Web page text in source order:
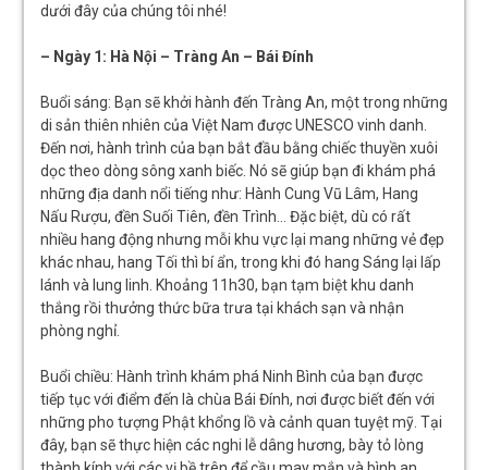
dưới đây của chúng tôi nhé!
– Ngày 1: Hà Nội – Tràng An – Bái Đính
Buổi sáng: Bạn sẽ khởi hành đến Tràng An, một trong những
di sản thiên nhiên của Việt Nam được UNESCO vinh danh.
Đến nơi, hành trình của bạn bắt đầu bằng chiếc thuyền xuôi
dọc theo dòng sông xanh biếc. Nó sẽ giúp bạn đi khám phá
những địa danh nổi tiếng như: Hành Cung Vũ Lâm, Hang
Nấu Rượu, đền Suối Tiên, đền Trình… Đặc biệt, dù có rất
nhiều hang động nhưng mỗi khu vực lại mang những vẻ đẹp
khác nhau, hang Tối thì bí ẩn, trong khi đó hang Sáng lại lấp
lánh và lung linh. Khoảng 11h30, bạn tạm biệt khu danh
thắng rồi thưởng thức bữa trưa tại khách sạn và nhận
phòng nghỉ.
Buổi chiều: Hành trình khám phá Ninh Bình của bạn được
tiếp tục với điểm đến là chùa Bái Đính, nơi được biết đến với
những pho tượng Phật khổng lồ và cảnh quan tuyệt mỹ. Tại
đây, bạn sẽ thực hiện các nghi lễ dâng hương, bày tỏ lòng